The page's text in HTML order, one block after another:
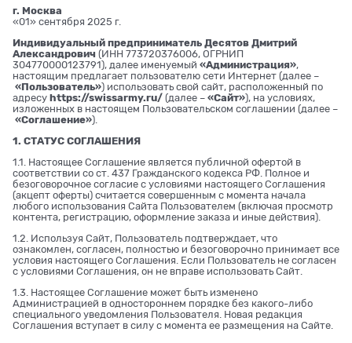
г. Москва
«01» сентября 2025 г.
Индивидуальный предприниматель Десятов Дмитрий
Александрович (ИНН 773720376006, ОГРНИП
304770000123791), далее именуемый «Администрация»,
настоящим предлагает пользователю сети Интернет (далее –
«Пользователь») использовать свой сайт, расположенный по
адресу https://swissarmy.ru/ (далее – «Сайт»), на условиях,
изложенных в настоящем Пользовательском соглашении (далее –
«Соглашение»).
1. СТАТУС СОГЛАШЕНИЯ
1.1. Настоящее Соглашение является публичной офертой в
соответствии со ст. 437 Гражданского кодекса РФ. Полное и
безоговорочное согласие с условиями настоящего Соглашения
(акцепт оферты) считается совершенным с момента начала
любого использования Сайта Пользователем (включая просмотр
контента, регистрацию, оформление заказа и иные действия).
1.2. Используя Сайт, Пользователь подтверждает, что
ознакомлен, согласен, полностью и безоговорочно принимает все
условия настоящего Соглашения. Если Пользователь не согласен
с условиями Соглашения, он не вправе использовать Сайт.
1.3. Настоящее Соглашение может быть изменено
Администрацией в одностороннем порядке без какого-либо
специального уведомления Пользователя. Новая редакция
Соглашения вступает в силу с момента ее размещения на Сайте.